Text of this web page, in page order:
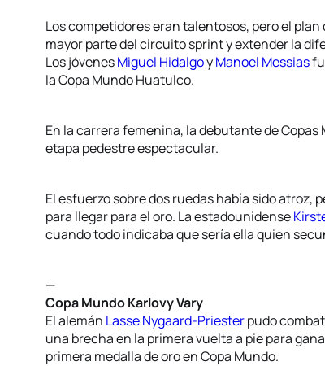
Los competidores eran talentosos, pero el
mayor parte del circuito sprint y extender la
Los jóvenesMiguel HidalgoyManoel Messias
la Copa Mundo Huatulco.
En la carrera femenina, la debutante de Copas
etapa pedestre espectacular.
El esfuerzo sobre dos ruedas había sido atroz,
para llegar para el oro. La estadounidense
cuando todo indicaba que sería ella quien
—
Copa Mundo Karlovy Vary
El alemán Lasse Nygaard-Priesterpudo
una brecha en la primera vuelta a pie para
primera medalla de oro en Copa Mundo.